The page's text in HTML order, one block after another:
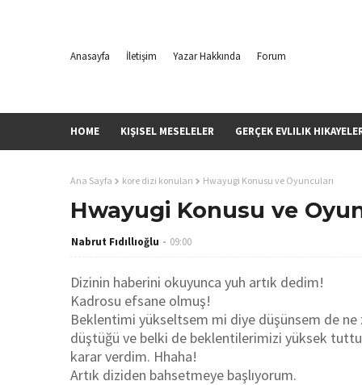
Anasayfa İletişim Yazar Hakkında Forum
HOME KIŞISEL MESELELER GERÇEK EVLILIK
Ana Sayfa kore dizi konuları Hwayugi Konusu ve Oyuncuları
Hwayugi Konusu ve
Nabrut Fıdıllıoğlu 09:00
Dizinin haberini okuyunca yuh artık dedim!
Kadrosu efsane olmuş!
Beklentimi yükseltsem mi diye düşünsem de
düştüğü ve belki de beklentilerimizi yüksek
karar verdim. Hhaha!
Artık diziden bahsetmeye başlıyorum.